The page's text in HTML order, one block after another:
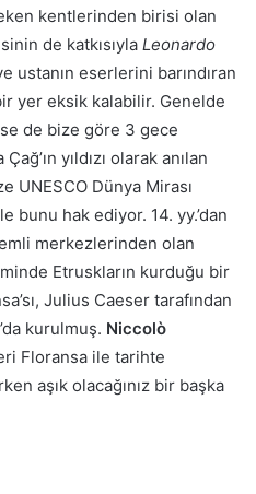
kentlerinden birisi olan
de katkısıyla Leonardo
ustanın eserlerini barındıran
yer eksik kalabilir. Genelde
de bize göre 3 gece
yıldızı olarak anılan
UNESCO Dünya Mirası
bunu hak ediyor. 14. yy.’dan
merkezlerinden olan
Etruskların kurduğu bir
Julius Caeser tarafından
kurulmuş. Niccolò
Floransa ile tarihte
aşık olacağınız bir başka